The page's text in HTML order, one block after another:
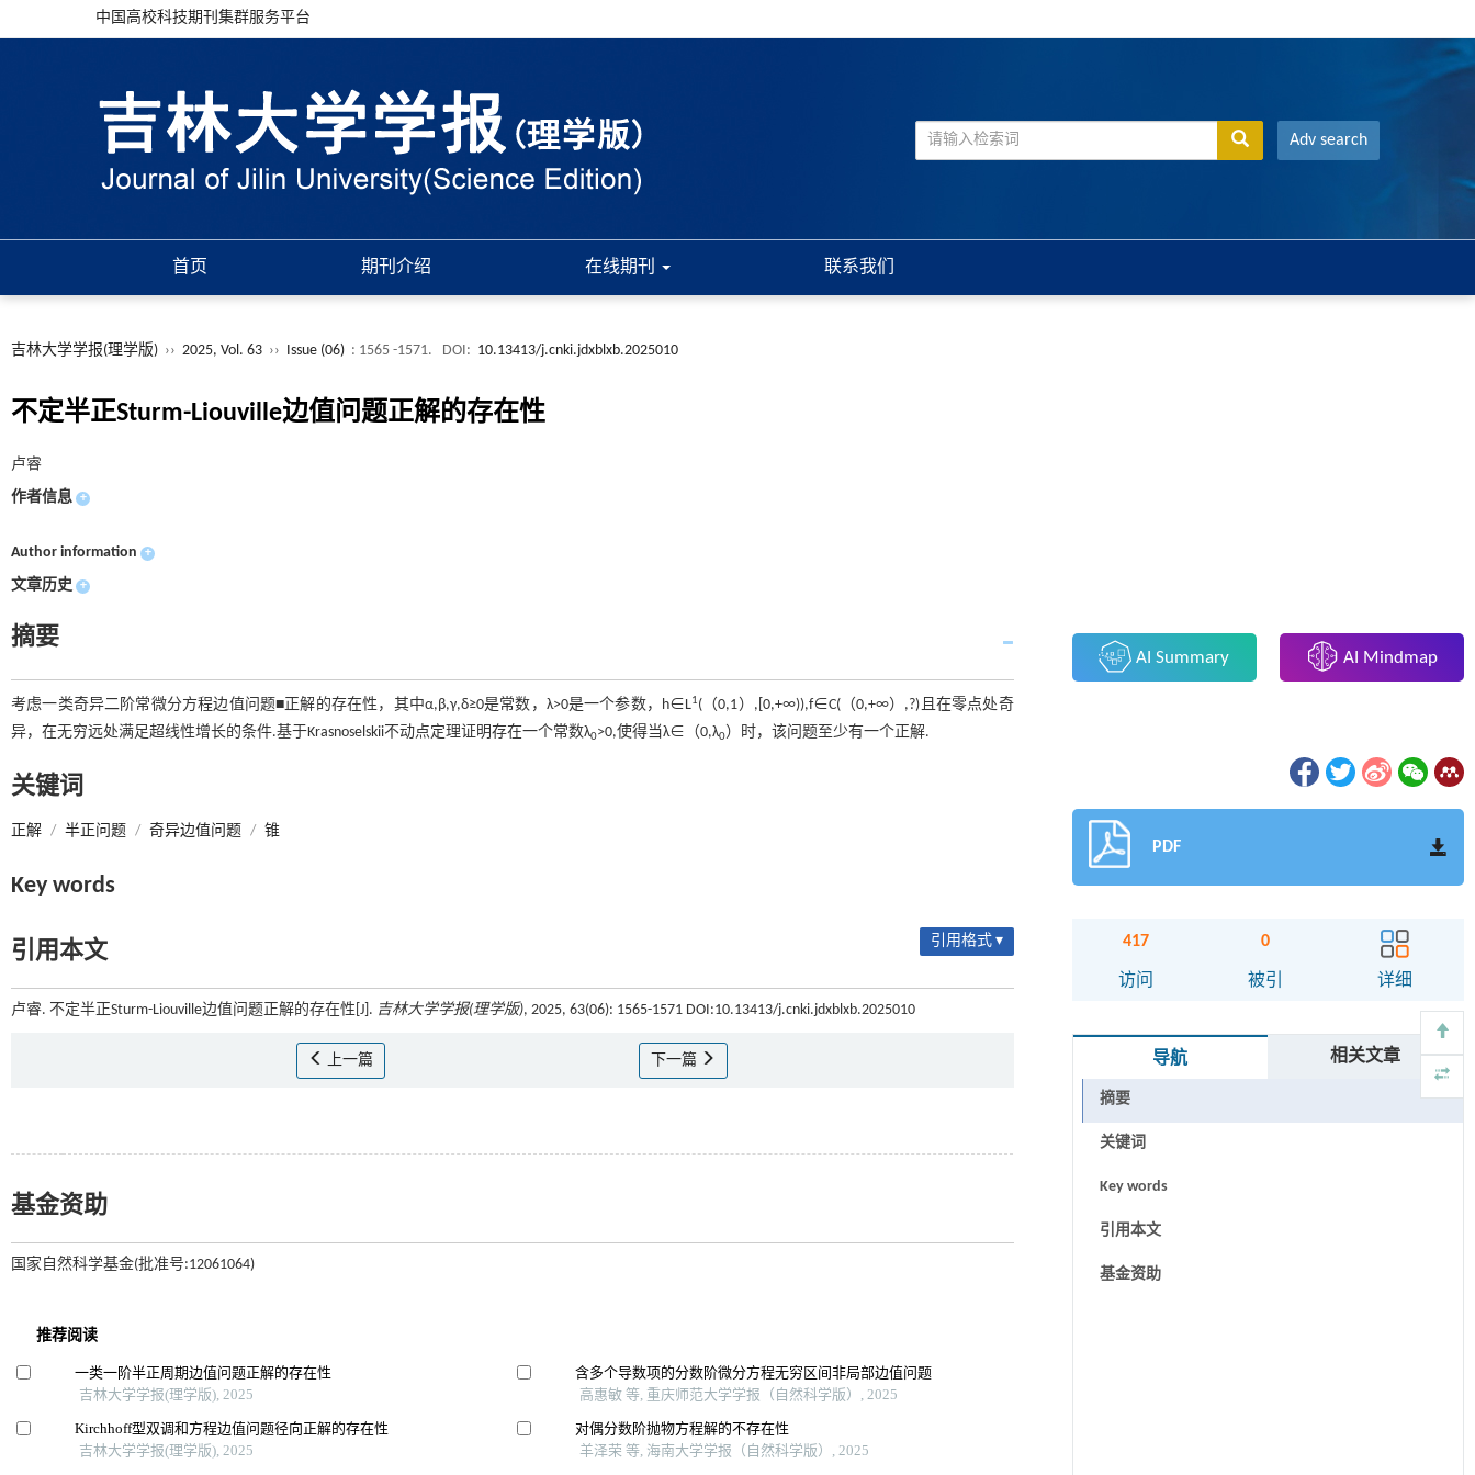
中国高校科技期刊集群服务平台
Adv search
首页 期刊介绍 在线期刊 联系我们
吉林大学学报(理学版) ›› 2025, Vol. 63 ›› Issue (06) : 1565 -1571. DOI: 10.13413/j.cnki.jdxblxb.2025010
不定半正Sturm-Liouville边值问题正解的存在性
卢睿
作者信息 +
Author information +
文章历史 +
摘要
考虑一类奇异二阶常微分方程边值问题■正解的存在性，其中α,β,γ,δ≥0是常数，λ>0是一个参数，h∈L1(（0,1）,[0,+∞)),f∈C(（0,+∞）,?)且在零点处奇
异，在无穷远处满足超线性增长的条件.基于Krasnoselskii不动点定理证明存在一个常数λ0>0,使得当λ∈（0,λ0）时，该问题至少有一个正解.
关键词
正解 / 半正问题 / 奇异边值问题 / 锥
Key words
引用本文 引用格式 ▾
卢睿. 不定半正Sturm-Liouville边值问题正解的存在性[J]. 吉林大学学报(理学版), 2025, 63(06): 1565-1571 DOI:10.13413/j.cnki.jdxblxb.2025010
上一篇 下一篇
基金资助
国家自然科学基金(批准号:12061064)
AI Summary AI Mindmap
PDF
417
访问
0
被引 详细
导航 相关文章
摘要
关键词
Key words
引用本文
基金资助